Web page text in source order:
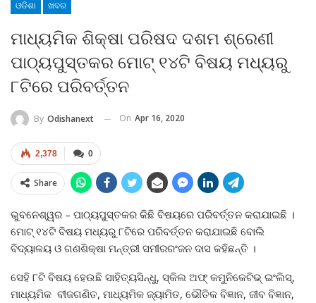
ଓଡିଶା ଖବର
ମାଧ୍ୟମିକ ଶିକ୍ଷା ପରିଷଦ ଦଶମ ଶ୍ରେଣୀ
ପାଠ୍ୟପୁସ୍ତକର ମୋଟ୍‍ ୧୪ଟି ବିଷୟ ମଧ୍ୟରୁ
୮ଟିରେ ପରିବର୍ତ୍ତନ
By Odishanext On Apr 16, 2020
0
2,378
Share
ଭୁବନେଶ୍ୱର – ପାଠ୍ୟପୁସ୍ତକର କିଛି ବିଷୟରେ ପରିବର୍ତ୍ତନ କରାଯାଇଛି ।
ମୋଟ୍‍ ୧୪ଟି ବିଷୟ ମଧ୍ୟରୁ ୮ଟିରେ ପରିବର୍ତ୍ତନ କରାଯାଇଛି ବୋଲି
ବିଦ୍ୟାଳୟ ଓ ଗଣଶିକ୍ଷା ମନ୍ତ୍ରୀ ସମୀରରଂଜନ ଦାସ କହିଛନ୍ତି ।
ସେହି ୮ଟି ବିଷୟ ହେଉଛି ସାହିତ୍ୟସିନ୍ଧୁ, ସ୍କିଲ ଅଫ୍‍ କମୁନିକେଟିଭ୍‍ ଇଂଲିସ୍‍,
ମାଧ୍ୟମିକ ବୀଜଗଣିତ, ମାଧ୍ୟମିକ ଜ୍ୟାମିତ, ଭୌତିକ ବିଜ୍ଞାନ, ଜୀବ ବିଜ୍ଞାନ,